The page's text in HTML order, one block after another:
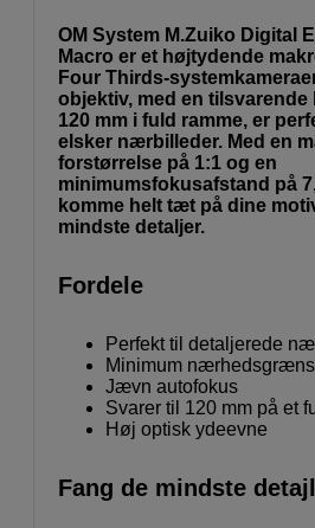
OM System M.Zuiko Digital
Macro er et højtydende
Four Thirds-
objektiv, med en
120 mm i fuld ramme, er
elsker nærbilleder. Med en
forstørrelse på 1:1 og en
minimumsfokusafstand på
komme helt tæt på dine
mindste detaljer.
Fordele
Perfekt til detaljerede
Minimum
Jævn autofokus
Svarer til 120 mm på et
Høj optisk ydeevne
Fang de mindste